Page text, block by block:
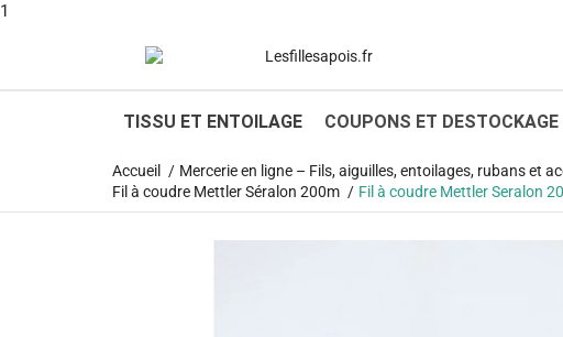
1
TISSU ET ENTOILAGE COUPONS ET DESTOCKAGE
Accueil Mercerie en ligne – Fils, aiguilles, entoilages, rubans et
Fil à coudre Mettler Séralon 200m
Fil à coudre Mettler Seralon